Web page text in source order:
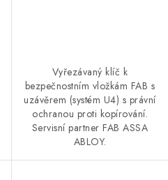
Vyřezávaný klíč k
bezpečnostním vložkám FAB s
uzávěrem (systém U4) s právní
ochranou proti kopírování.
Servisní partner FAB ASSA
ABLOY.